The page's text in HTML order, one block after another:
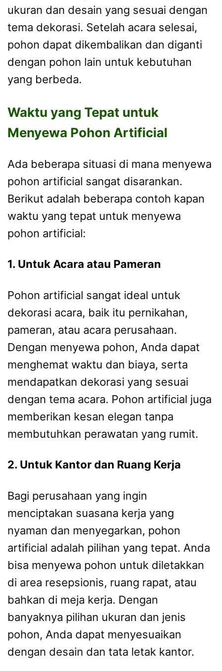
ukuran dan desain yang sesuai dengan
tema dekorasi. Setelah acara selesai,
pohon dapat dikembalikan dan diganti
dengan pohon lain untuk kebutuhan
yang berbeda.
Waktu yang Tepat untuk
Menyewa Pohon Artificial
Ada beberapa situasi di mana menyewa
pohon artificial sangat disarankan.
Berikut adalah beberapa contoh kapan
waktu yang tepat untuk menyewa
pohon artificial:
1. Untuk Acara atau Pameran
Pohon artificial sangat ideal untuk
dekorasi acara, baik itu pernikahan,
pameran, atau acara perusahaan.
Dengan menyewa pohon, Anda dapat
menghemat waktu dan biaya, serta
mendapatkan dekorasi yang sesuai
dengan tema acara. Pohon artificial juga
memberikan kesan elegan tanpa
membutuhkan perawatan yang rumit.
2. Untuk Kantor dan Ruang Kerja
Bagi perusahaan yang ingin
menciptakan suasana kerja yang
nyaman dan menyegarkan, pohon
artificial adalah pilihan yang tepat. Anda
bisa menyewa pohon untuk diletakkan
di area resepsionis, ruang rapat, atau
bahkan di meja kerja. Dengan
banyaknya pilihan ukuran dan jenis
pohon, Anda dapat menyesuaikan
dengan desain dan tata letak kantor.